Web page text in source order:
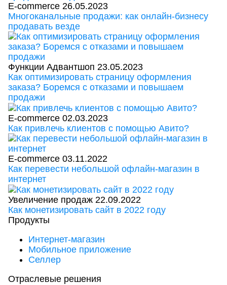
E-commerce 26.05.2023
Многоканальные продажи: как онлайн-бизнесу
продавать везде
Функции Адвантшоп 23.05.2023
Как оптимизировать страницу оформления
заказа? Боремся с отказами и повышаем
продажи
E-commerce 02.03.2023
Как привлечь клиентов с помощью Авито?
E-commerce 03.11.2022
Как перевести небольшой офлайн-магазин в
интернет
Увеличение продаж 22.09.2022
Как монетизировать сайт в 2022 году
Продукты
Интернет-магазин
Мобильное приложение
Селлер
Отраслевые решения